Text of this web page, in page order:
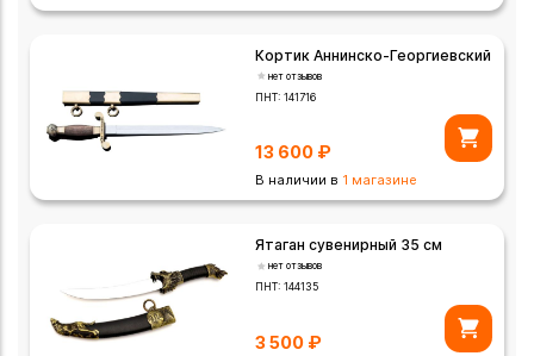
Кортик Аннинско-Георгиевский
нет отзывов
ПНТ:141716
13 600 ₽
В наличии в 1 магазине
Ятаган сувенирный 35 см
нет отзывов
ПНТ:144135
3 500 ₽